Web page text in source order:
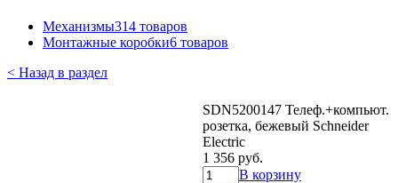
Механизмы314 товаров
Монтажные коробки6 товаров
< Назад в раздел
SDN5200147 Телеф.+компьют.
розетка, бежевый Schneider
Electric
1 356 руб.
В корзину